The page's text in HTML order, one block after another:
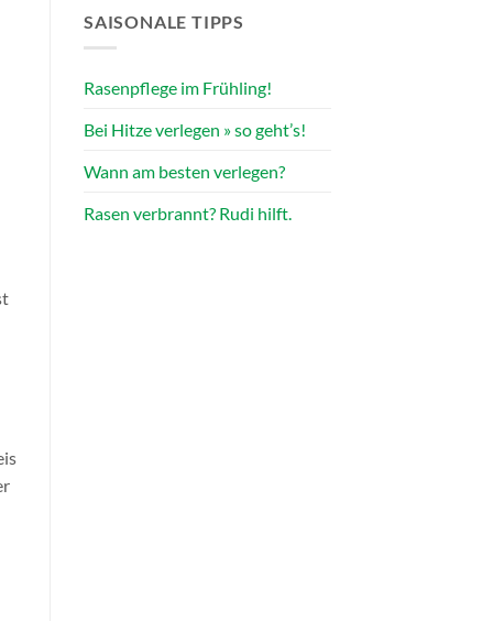
SAISONALE TIPPS
Rasenpflege im Frühling!
Bei Hitze verlegen » so geht’s!
Wann am besten verlegen?
Rasen verbrannt? Rudi hilft.